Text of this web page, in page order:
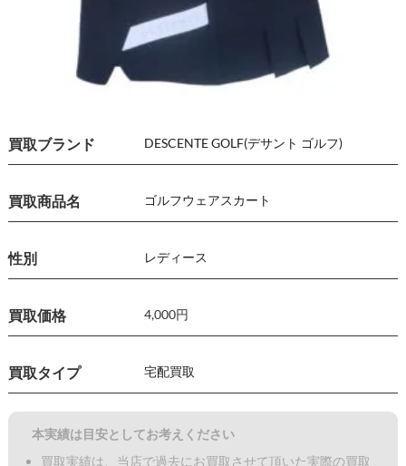
買取ブランド DESCENTE GOLF(デサント ゴルフ)
買取商品名 ゴルフウェアスカート
性別 レディース
買取価格 4,000円
買取タイプ 宅配買取
本実績は目安としてお考えください
買取実績は、当店で過去にお買取させて頂いた実際の買取